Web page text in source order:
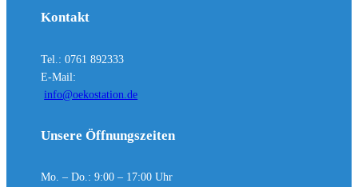
Kontakt
Tel.: 0761 892333
E-Mail:
info@oekostation.de
Unsere Öffnungszeiten
Mo. – Do.: 9:00 – 17:00 Uhr